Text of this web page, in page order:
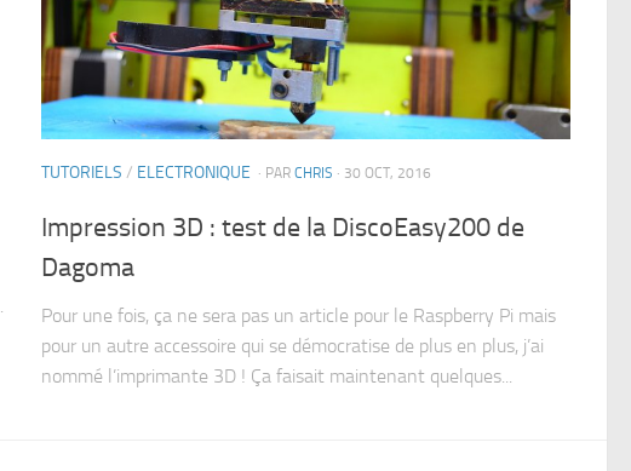
TUTORIELS / ELECTRONIQUE · PAR CHRIS · 30 OCT, 2016
Impression 3D : test de la DiscoEasy200 de
Dagoma
Pour une fois, ça ne sera pas un article pour le Raspberry Pi mais
pour un autre accessoire qui se démocratise de plus en plus, j’ai
nommé l’imprimante 3D ! Ça faisait maintenant quelques...